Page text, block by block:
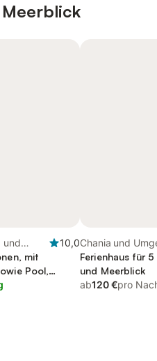
und
10,0
mit
Pool,
Chania und
Ferienhaus für
und Meerblick
ab120 €pro